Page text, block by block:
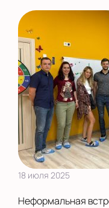
18 июля 2025
Неформальная